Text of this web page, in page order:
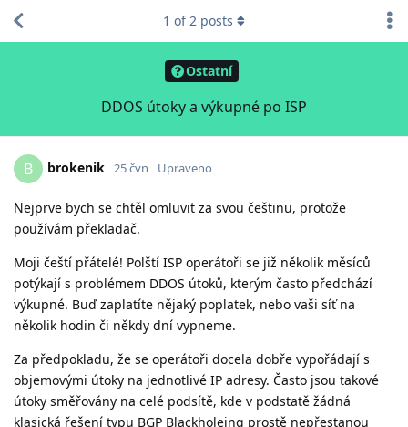
Ostatní
DDOS útoky a výkupné po ISP
1 of2 posts
B brokenik 25 čvn Upraveno
Nejprve bych se chtěl omluvit za svou češtinu, protože
používám překladač.
Moji čeští přátelé! Polští ISP operátoři se již několik měsíců
potýkají s problémem DDOS útoků, kterým často předchází
výkupné. Buď zaplatíte nějaký poplatek, nebo vaši síť na
několik hodin či někdy dní vypneme.
Za předpokladu, že se operátoři docela dobře vypořádají s
objemovými útoky na jednotlivé IP adresy. Často jsou takové
útoky směřovány na celé podsítě, kde v podstatě žádná
klasická řešení typu BGP Blackholeing prostě nepřestanou